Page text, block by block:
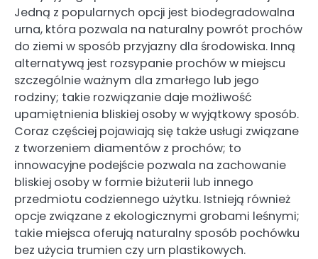
Jedną z popularnych opcji jest biodegradowalna
urna, która pozwala na naturalny powrót prochów
do ziemi w sposób przyjazny dla środowiska. Inną
alternatywą jest rozsypanie prochów w miejscu
szczególnie ważnym dla zmarłego lub jego
rodziny; takie rozwiązanie daje możliwość
upamiętnienia bliskiej osoby w wyjątkowy sposób.
Coraz częściej pojawiają się także usługi związane
z tworzeniem diamentów z prochów; to
innowacyjne podejście pozwala na zachowanie
bliskiej osoby w formie biżuterii lub innego
przedmiotu codziennego użytku. Istnieją również
opcje związane z ekologicznymi grobami leśnymi;
takie miejsca oferują naturalny sposób pochówku
bez użycia trumien czy urn plastikowych.